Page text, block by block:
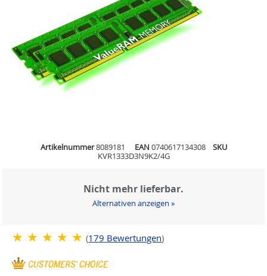
Artikelnummer8089181 EAN 0740617134308
SKU
KVR1333D3N9K2/4G
Nicht mehr lieferbar.
Alternativen anzeigen »
(179 Bewertungen)